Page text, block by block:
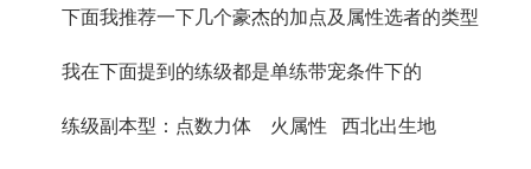
下面我推荐一下几个豪杰的加点及属性选者的类型
我在下面提到的练级都是单练带宠条件下的
练级副本型：点数力体 火属性 西北出生地